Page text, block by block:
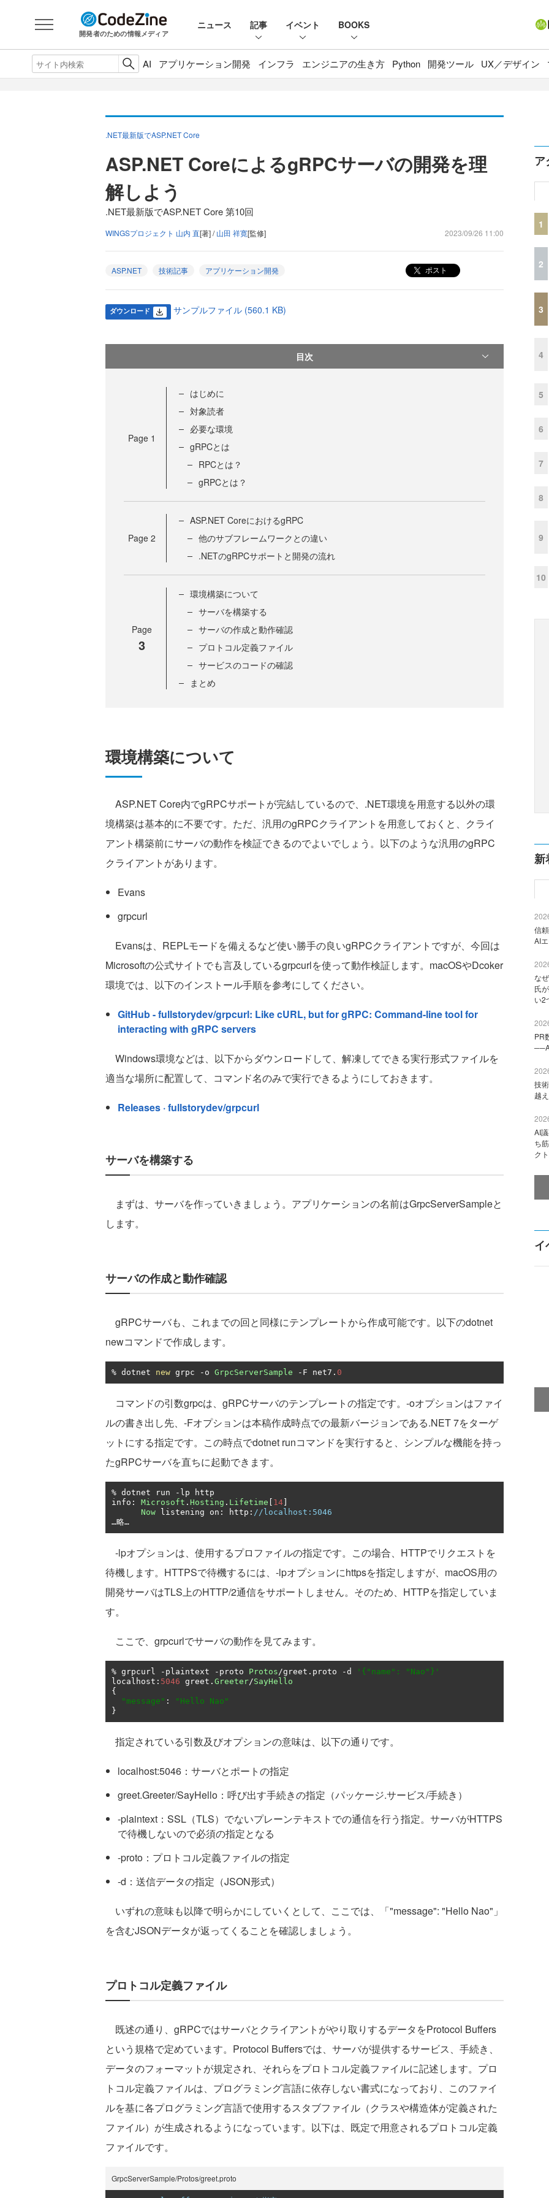
開発者のための情報メディア
ニュース 記事 イベント BOOKS
AI アプリケーション開発 インフラ エンジニアの生き方 Python 開発ツール UX／デザイン
.NET最新版でASP.NET Core
ASP.NET CoreによるgRPCサーバの開発を理
解しよう
.NET最新版でASP.NET Core 第10回
WINGSプロジェクト 山内 直[著] /山田 祥寛[監修] 2023/09/26 11:00
ASP.NET 技術記事 アプリケーション開発 ポスト
ダウンロード サンプルファイル (560.1 KB)
目次
Page 1
はじめに
対象読者
必要な環境
gRPCとは
RPCとは？
gRPCとは？
Page 2
ASP.NET CoreにおけるgRPC
他のサブフレームワークとの違い
.NETのgRPCサポートと開発の流れ
Page
3
環境構築について
サーバを構築する
サーバの作成と動作確認
プロトコル定義ファイル
サービスのコードの確認
まとめ
環境構築について
ASP.NET Core内でgRPCサポートが完結しているので、.NET環境を用意する以外の環
境構築は基本的に不要です。ただ、汎用のgRPCクライアントを用意しておくと、クライ
アント構築前にサーバの動作を検証できるのでよいでしょう。以下のような汎用のgRPC
クライアントがあります。
Evans
grpcurl
Evansは、REPLモードを備えるなど使い勝手の良いgRPCクライアントですが、今回は
Microsoftの公式サイトでも言及しているgrpcurlを使って動作検証します。macOSやDcoker
環境では、以下のインストール手順を参考にしてください。
GitHub - fullstorydev/grpcurl: Like cURL, but for gRPC: Command-line tool for
interacting with gRPC servers
Windows環境などは、以下からダウンロードして、解凍してできる実行形式ファイルを
適当な場所に配置して、コマンド名のみで実行できるようにしておきます。
Releases · fullstorydev/grpcurl
サーバを構築する
まずは、サーバを作っていきましょう。アプリケーションの名前はGrpcServerSampleと
します。
サーバの作成と動作確認
gRPCサーバも、これまでの回と同様にテンプレートから作成可能です。以下のdotnet
newコマンドで作成します。
% dotnet new grpc - o GrpcServerSample - F net7 . 0
コマンドの引数grpcは、gRPCサーバのテンプレートの指定です。-oオプションはファイ
ルの書き出し先、-Fオプションは本稿作成時点での最新バージョンである.NET 7をターゲ
ットにする指定です。この時点でdotnet runコマンドを実行すると、シンプルな機能を持っ
たgRPCサーバを直ちに起動できます。
% dotnet run - lp http
info : Microsoft . Hosting . Lifetime 14
Now listening on : http : //localhost:5046
…略…
-lpオプションは、使用するプロファイルの指定です。この場合、HTTPでリクエストを
待機します。HTTPSで待機するには、-lpオプションにhttpsを指定しますが、macOS用の
開発サーバはTLS上のHTTP/2通信をサポートしません。そのため、HTTPを指定していま
す。
ここで、grpcurlでサーバの動作を見てみます。
% grpcurl - plaintext - proto Protos/greet . proto -d
'{"name": "Nao"}'
localhost : 5046 greet . Greeter/SayHello
{
"message" :
"Hello Nao"
}
指定されている引数及びオプションの意味は、以下の通りです。
localhost:5046：サーバとポートの指定
greet.Greeter/SayHello：呼び出す手続きの指定（パッケージ.サービス/手続き）
-plaintext：SSL（TLS）でないプレーンテキストでの通信を行う指定。サーバがHTTPS
で待機しないので必須の指定となる
-proto：プロトコル定義ファイルの指定
-d：送信データの指定（JSON形式）
いずれの意味も以降で明らかにしていくとして、ここでは、「"message": "Hello Nao"」
を含むJSONデータが返ってくることを確認しましょう。
プロトコル定義ファイル
既述の通り、gRPCではサーバとクライアントがやり取りするデータをProtocol Buffers
という規格で定めています。Protocol Buffersでは、サーバが提供するサービス、手続き、
データのフォーマットが規定され、それらをプロトコル定義ファイルに記述します。プロ
トコル定義ファイルは、プログラミング言語に依存しない書式になっており、このファイ
ルを基に各プログラミング言語で使用するスタブファイル（クラスや構造体が定義された
ファイル）が生成されるようになっています。以下は、既定で用意されるプロトコル定義
ファイルです。
GrpcServerSample/Protos/greet.proto
ア
1
2
3
4
5
6
7
8
9
10
新
信
AI
な
氏
い2
PR
技
越
AI
ち
ク
イ